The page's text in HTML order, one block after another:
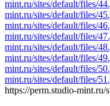
mint.ru/sites/default/files/
mint.ru/sites/default/files/
mint.ru/sites/default/files/
mint.ru/sites/default/files/
mint.ru/sites/default/files/
mint.ru/sites/default/files/
mint.ru/sites/default/files/
mint.ru/sites/default/files/
https://perm.studio-mint.ru/